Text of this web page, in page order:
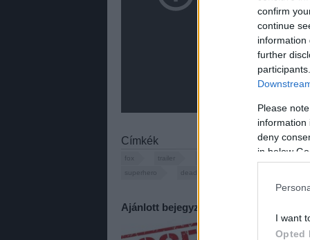
confirm
continue
information
further
Please
information
deny
in below
I want
Opted
Címkék
fox trailer
superhero
deadpool
Ajánlott bejegyzések: